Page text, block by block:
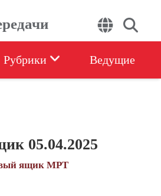
Рубрики Ведущие
05.04.2025
ящик МРТ